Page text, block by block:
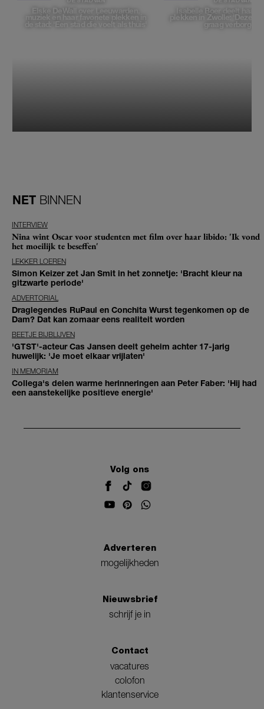
Elske DeWall over Leeuwarden,
muziek en haar favoriete plekken in
de stad: 'Een stad die voelt als thuis'
Isabelle Boer deelt haar
plekken in Zwolle: 'Deze
graag verborgen'
NET BINNEN
INTERVIEW
Nina wint Oscar voor studenten met film over haar libido: 'Ik vond
het moeilijk te beseffen'
LEKKER LOEREN
Simon Keizer zet Jan Smit in het zonnetje: 'Bracht kleur na
gitzwarte periode'
ADVERTORIAL
Draglegendes RuPaul en Conchita Wurst tegenkomen op de
Dam? Dat kan zomaar eens realiteit worden
BEETJE BIJBLIJVEN
'GTST'-acteur Cas Jansen deelt geheim achter 17-jarig
huwelijk: 'Je moet elkaar vrijlaten'
IN MEMORIAM
Collega's delen warme herinneringen aan Peter Faber: 'Hij had
een aanstekelijke positieve energie'
Volg ons
Adverteren
mogelijkheden
Nieuwsbrief
schrijf je in
Contact
vacatures
colofon
klantenservice